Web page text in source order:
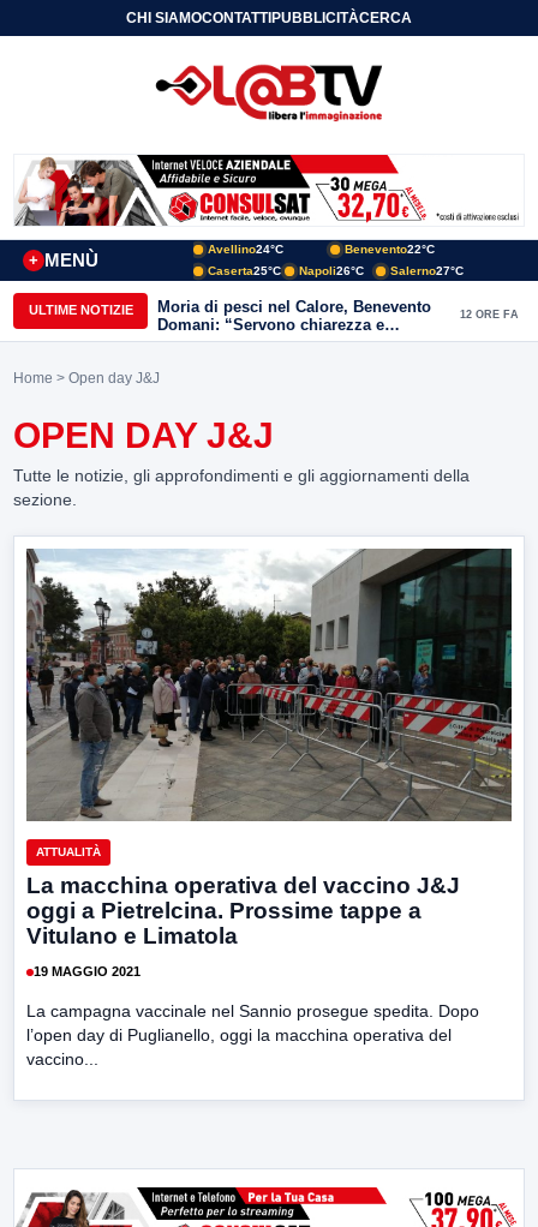
CHI SIAMOCONTATTIPUBBLICITÀCERCA
MENÙ
+
Avellino24°C Benevento22°C
Caserta25°C Napoli26°C Salerno27°C
ULTIME NOTIZIE
Moria di pesci nel Calore, Benevento
Domani: “Servono chiarezza e
approfondimenti sulla gestione
12 ORE FA
Home > Open day J&J
OPEN DAY J&J
Tutte le notizie, gli approfondimenti e gli aggiornamenti della
sezione.
ATTUALITÀ
La macchina operativa del vaccino J&J
oggi a Pietrelcina. Prossime tappe a
Vitulano e Limatola
19 MAGGIO 2021
La campagna vaccinale nel Sannio prosegue spedita. Dopo
l’open day di Puglianello, oggi la macchina operativa del
vaccino...